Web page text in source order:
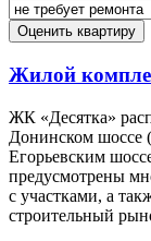
Оценить квартиру
Жилой
ЖК «Десятка»
Донинском шоссе
Егорьевским
предусмотрены
с участками, а
строительный